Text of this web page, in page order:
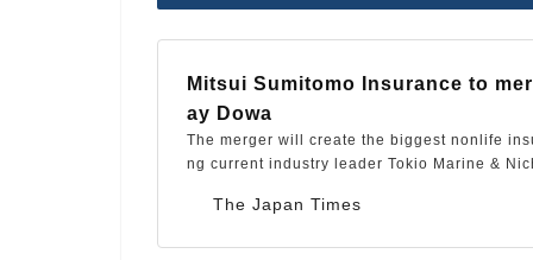
The Japan Times
Mitsui Sumitomo Insurance to
ay Dowa
The merger will create the biggest nonlife
ng current industry leader Tokio Marine &